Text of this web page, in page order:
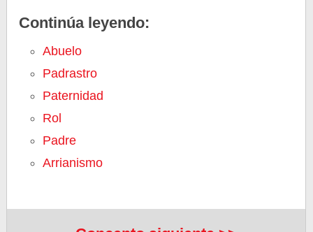
Continúa leyendo:
Abuelo
Padrastro
Paternidad
Rol
Padre
Arrianismo